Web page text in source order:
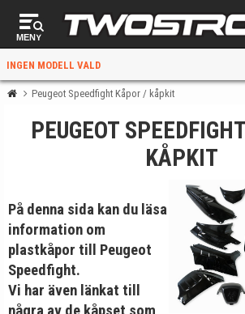
MENY
INGEN MODELL VALD
VÄLJ MOPEDFÖR
VÄLJ
När du valt kommer butiken visa delar
Peugeot Speedfight Kåpor / kåpkit
PEUGEOT
KÅPKIT
På denna sida kan du läsa
information om
plastkåpor till Peugeot
Speedfight.
Vi har även länkat till